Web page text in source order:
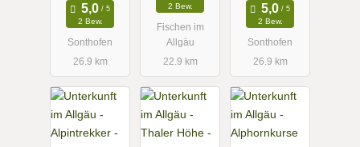
2 Bew.
Sonthofen
26.9 km
2 Bew.
Fischen im
Allgäu
22.9 km
2 Bew.
Sonthofen
26.9 km